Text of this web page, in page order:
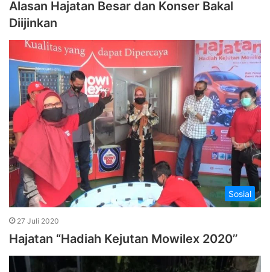
Alasan Hajatan Besar dan Konser Bakal
Diijinkan
Sosial
27 Juli 2020
Hajatan “Hadiah Kejutan Mowilex 2020’’